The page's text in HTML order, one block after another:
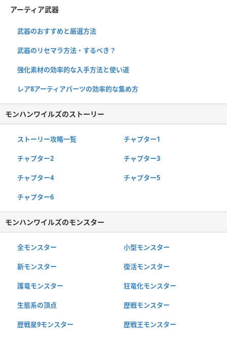
アーティア武器
武器のおすすめと厳選方法
武器のリセマラ方法・するべき？
強化素材の効率的な入手方法と使い道
レア8アーティアパーツの効率的な集め方
モンハンワイルズのストーリー
ストーリー攻略一覧 チャプター1
チャプター2 チャプター3
チャプター4 チャプター5
チャプター6
モンハンワイルズのモンスター
全モンスター 小型モンスター
新モンスター 復活モンスター
護竜モンスター 狂竜化モンスター
生態系の頂点 歴戦モンスター
歴戦星9モンスター 歴戦王モンスター